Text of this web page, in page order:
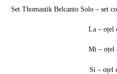
Set Thomastik Belcanto Solo – set
La – oțel
Mi – oțel
Si – oțel